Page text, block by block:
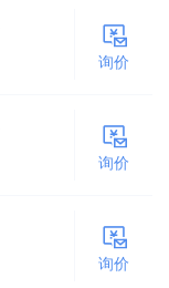
询价
询价
询价